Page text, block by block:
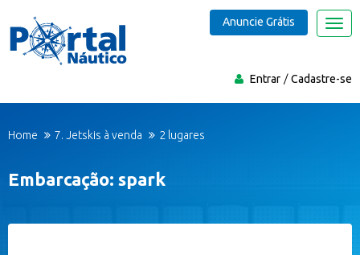
Entrar Cadastre-se
Anuncie Grátis
Home 7. Jetskis à venda 2 lugares
Embarcação: spark